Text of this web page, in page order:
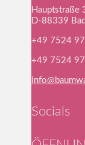
Hauptstraße
D-88339
+49 7524
+49 7524
Socials